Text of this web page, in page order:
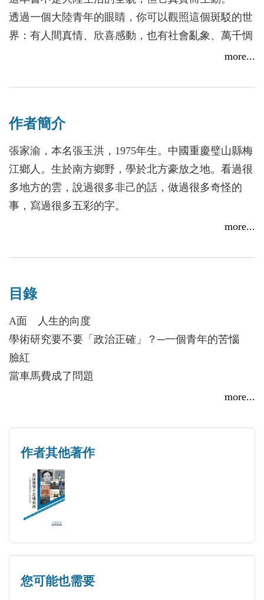
透過一個大陸青年的眼睛，你可以觀照這個斑駁的世
界：有人間真情、欣喜感動，也有社會亂象、萬千惆
是有一點，它如此真實地存在著，讓人心動……
more...
作者簡介
張家渝，本名張玉洪，1975年生。中國重慶璧山縣梅
江鄉人。生於南方鄉野，學於北方豪放之地。看過很
多地方的雲，說過很多非己的話，做過很多奇怪的
事，寫過很多五彩的字。
現居北京，執教於中國勞動關係學院文化傳播學院。
more...
目錄
A面 人生的向度
學術研究要不要「政治正確」？─一個青年的苦惱
臉紅
當車馬費成了問題
非典時期的怕和愛─一個研究生的日記
重裝人生的作業系統
不缺時間的中國人
你的品牌烙印在哪兒
說歧視
我為什麼反對向領導人下跪？
被動
論研究生導師制應該緩行
上學就像喝醉酒
more...
作者其他著作
您可能也需要